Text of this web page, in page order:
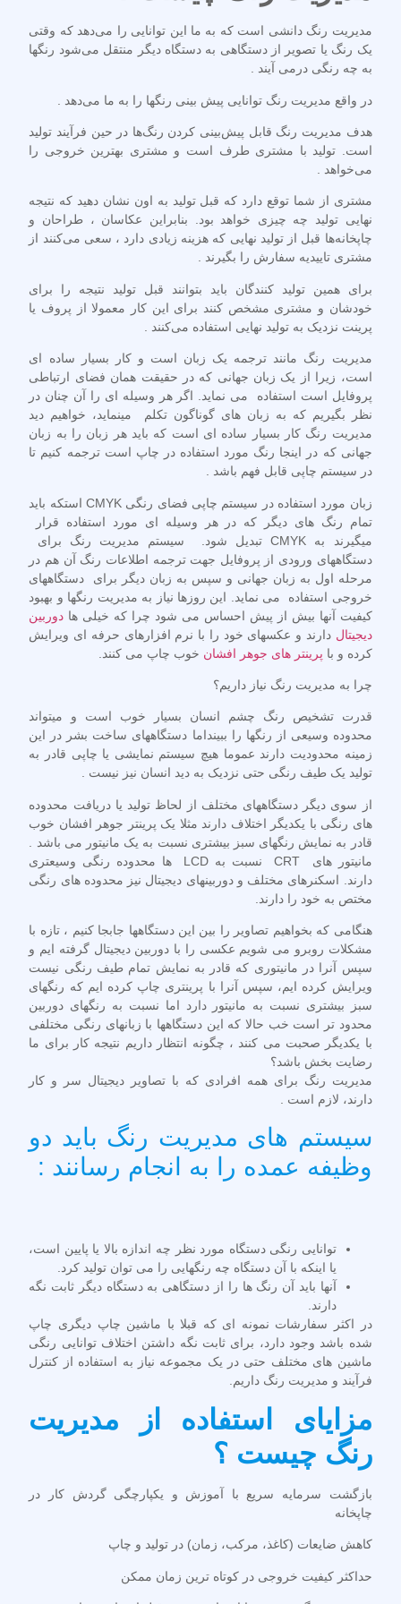
مدیریت رنگ دانشی است که به ما این توانایی را می‌دهد که وقتی
یک رنگ یا تصویر از دستگاهی به دستگاه دیگر منتقل می‌شود رنگها
به چه رنگی در‌می آیند .
در واقع مدیریت رنگ توانایی پیش بینی رنگها را به ما می‌دهد .
هدف مدیریت رنگ قابل پیش‌بینی کردن رنگ‌ها در حین فرآیند تولید
است. تولید با مشتری طرف است و مشتری بهترین خروجی را
می‌خواهد .
مشتری از شما توقع دارد که قبل تولید به اون نشان دهید که نتیجه
نهایی تولید چه چیزی خواهد بود. بنابراین عکاسان ، طراحان و
چاپخانه‌ها قبل از تولید نهایی که هزینه زیادی دارد ، سعی می‌کنند از
مشتری تاییدیه سفارش را بگیرند .
برای همین تولید کنندگان باید بتوانند قبل تولید نتیجه را برای
خودشان و مشتری مشخص کنند برای این کار معمولا از پروف یا
پرینت نزدیک به تولید نهایی استفاده می‌کنند .
مدیریت رنگ مانند ترجمه یک زبان است و کار بسیار ساده ای
است، زیرا از یک زبان جهانی که در حقیقت همان فضای ارتباطی
پروفایل است استفاده می نماید. اگر هر وسیله ای را آن چنان در
نظر بگیریم که به زبان های گوناگون تکلم مینماید، خواهیم دید
مدیریت رنگ کار بسیار ساده ای است که باید هر زبان را به زبان
جهانی که در اینجا رنگ مورد استفاده در چاپ است ترجمه کنیم تا
در سیستم چاپی قابل فهم باشد .
زبان مورد استفاده در سیستم چاپی فضای رنگی CMYK استکه باید
تمام رنگ های دیگر که در هر وسیله ای مورد استفاده قرار
میگیرند به CMYK تبدیل شود. سیستم مدیریت رنگ برای
دستگاههای ورودی از پروفایل جهت ترجمه اطلاعات رنگ آن هم در
مرحله اول به زبان جهانی و سپس به زبان دیگر برای دستگاههای
خروجی استفاده می نماید. این روزها نیاز به مدیریت رنگها و بهبود
کیفیت آنها بیش از پیش احساس می شود چرا که خیلی ها دوربین
دیجیتال دارند و عکسهای خود را با نرم افزارهای حرفه ای ویرایش
کرده و با پرینتر های جوهر افشان خوب چاپ می کنند.
چرا به مدیریت رنگ نیاز داریم؟
قدرت تشخیص رنگ چشم انسان بسیار خوب است و میتواند
محدوده وسیعی از رنگها را ببینداما دستگاههای ساخت بشر در این
زمینه محدودیت دارند عموما هیچ سیستم نمایشی یا چاپی قادر به
تولید یک طیف رنگی حتی نزدیک به دید انسان نیز نیست .
از سوی دیگر دستگاههای مختلف از لحاظ تولید یا دریافت محدوده
های رنگی با یکدیگر اختلاف دارند مثلا یک پرینتر جوهر افشان خوب
قادر به نمایش رنگهای سبز بیشتری نسبت به یک مانیتور می باشد .
مانیتور های CRT نسبت به LCD ها محدوده رنگی وسیعتری
دارند. اسکنرهای مختلف و دوربینهای دیجیتال نیز محدوده های رنگی
مختص به خود را دارند.
هنگامی که بخواهیم تصاویر را بین این دستگاهها جابجا کنیم ، تازه با
مشکلات روبرو می شویم عکسی را با دوربین دیجیتال گرفته ایم و
سپس آنرا در مانیتوری که قادر به نمایش تمام طیف رنگی نیست
ویرایش کرده ایم، سپس آنرا با پرینتری چاپ کرده ایم که رنگهای
سبز بیشتری نسبت به مانیتور دارد اما نسبت به رنگهای دوربین
محدود تر است خب حالا که این دستگاهها با زبانهای رنگی مختلفی
با یکدیگر صحبت می کنند ، چگونه انتظار داریم نتیجه کار برای ما
رضایت بخش باشد؟
مدیریت رنگ برای همه افرادی که با تصاویر دیجیتال سر و کار
دارند، لازم است .
سيستم های مديريت رنگ بايد دو
وظيفه عمده را به انجام رسانند :
توانایی رنگی دستگاه مورد نظر چه اندازه بالا یا پایین است،
یا اینکه با آن دستگاه چه رنگهایی را می توان تولید کرد.
آنها بايد آن رنگ ها را از دستگاهی به دستگاه ديگر ثابت نگه
دارند.
در اکثر سفارشات نمونه ای که قبلا با ماشین چاپ دیگری چاپ
شده باشد وجود دارد، برای ثابت نگه داشتن اختلاف توانایی رنگی
ماشین های مختلف حتی در یک مجموعه نیاز به استفاده از کنترل
فرآیند و مدیریت رنگ داریم.
مزایای استفاده از مدیریت
رنگ چیست ؟
بازگشت سرمایه سریع با آموزش و یکپارچگی گردش کار در
چاپخانه
کاهش ضایعات (کاغذ، مرکب، زمان) در تولید و چاپ
حداکثر کیفیت خروجی در کوتاه ترین زمان ممکن